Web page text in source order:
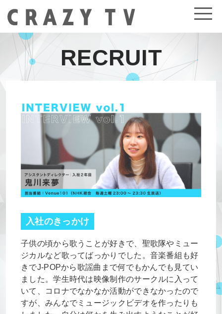
RECRUIT
入社のきっかけ
子供の頃から歌うことが好きで、聖歌隊やミュー
ジカルなど歌ってばっかりでした。音楽番組も好
きでJ-POPから歌謡曲まで何でもかんでも見てい
ました。学生時代は映像制作のサークルに入って
いて、コロナでなかなか活動ができなかったので
すが、みんなでミュージックビデオを作ったりも